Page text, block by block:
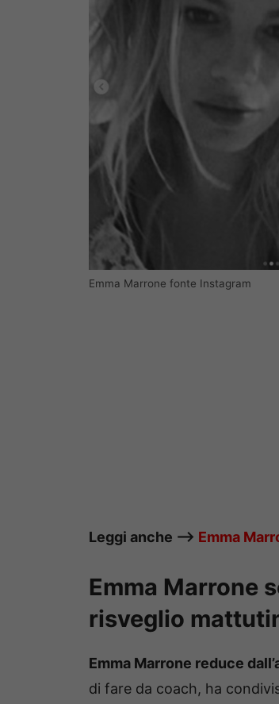
Emma Marrone fonte Instagram
Leggi anche —-> Emma
Emma Marrone
risveglio
Emma Marrone reduce
di fare da coach, ha